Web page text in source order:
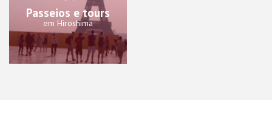
Passeios e tours
em Hiroshima